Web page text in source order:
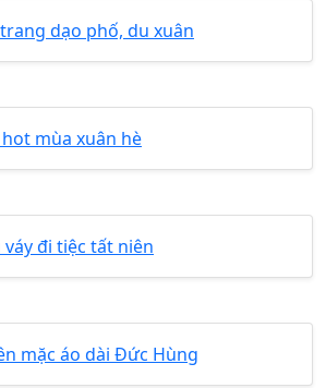
dạo phố, du xuân
mùa xuân hè
đi tiệc tất niên
mặc áo dài Đức Hùng